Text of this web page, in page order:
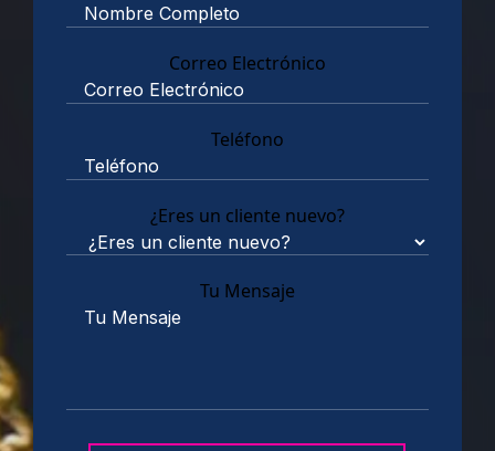
Correo Electrónico
Teléfono
¿Eres un cliente nuevo?
Tu Mensaje